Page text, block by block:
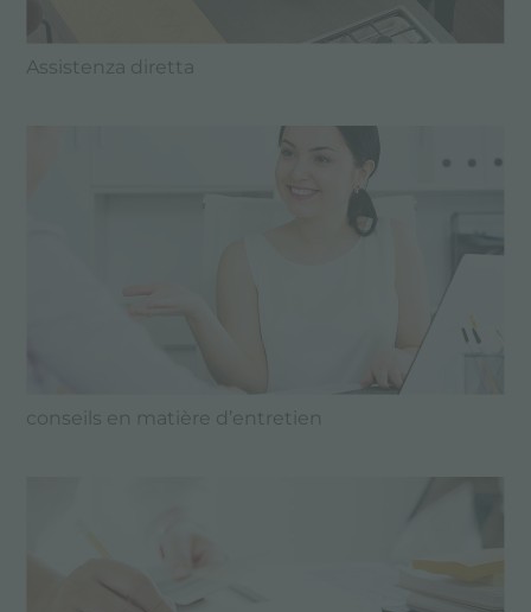
Assistenza diretta
conseils en matière d’entretien